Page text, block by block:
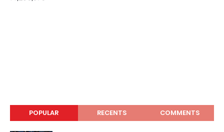
POPULAR RECENTS COMMENTS